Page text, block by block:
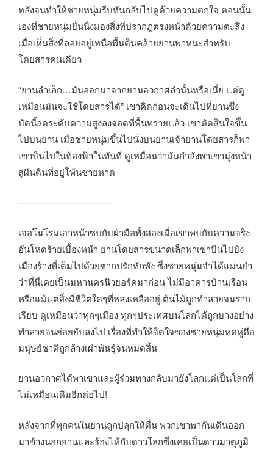
หลังจนทำให้ชายหนุ่มรีบหันกลับไปดูด้วยความตกใจ ตอนนั้น
เองที่ชายหนุ่มยื่นนิ่งมองสิ่งที่ปรากฎตรงหน้าด้วยความตะลึง
เมื่อเห็นสิ่งที่ลอยอยู่เหนือพื้นดินคล้ายยานพาหนะสำหรับ
โดยสารคนเดียว
“ยานลำเล็ก…มันออกมาจากยานอวกาศลำนั้นหรือเนี่ย แต่ดู
เหมือนมันจะใช้โดยสารได้” เขาคิดก่อนจะเดินไปที่ยานซึ่ง
บัดนี้ลดระดับความสูงลงจอดที่พื้นทรายแล้ว เขาตัดสินใจขึ้น
ไปบนยาน เมื่อชายหนุ่มขึ้นไปนั่งบนยานเจ้ายานโดยสารก็พา
เขาบินไปในท้องฟ้าในทันที ดูเหมือนว่ามันกำลังพาเขามุ่งหน้า
สู่ผืนดินที่อยู่โพ้นชายหาด
——————————-
เจอโนโรมเอาหน้าซบกับฝ่ามือทั้งสองเมื่อเขาพบกับความจริง
อันโหดร้ายเบื้องหน้า ยานโดยสารขนาดเล็กพาเขาบินไปยัง
เมืองร้างที่เต็มไปด้วยซากปรักหักพัง ซึ่งชายหนุ่มจำได้แม่นยำ
ว่าที่นี่เคยเป็นมหานครนิวยอร์คมาก่อน ไม่มีอาคารบ้านเรือน
หรือแม้แต่สิ่งมีชีวิตใดๆที่หลงเหลืออยู่ ต้นไม้ถูกทำลายจนราบ
เรียบ ดูเหมือนว่าทุกๆเมือง ทุกๆประเทศบนโลกได้ถูกบางอย่าง
ทำลายจนย่อยยับลงไป เรื่องที่ทำให้จิตใจของชายหนุ่มหดหู่คือ
มนุษย์ชาติถูกล้างเผ่าพันธุ์จนหมดสิ้น
ยานอวกาศได้พาเขาและผู้ร่วมทางกลับมายังโลกแต่เป็นโลกที่
ไม่เหมือนเดิมอีกต่อไป!
หลังจากที่ทุกคนในยานถูกปลุกให้ตื่น พวกเขาพากันเดินออก
มาข้างนอกยานและร้องไห้กับดาวโลกซึ่งเคยเป็นดาวมาตุภูมิ